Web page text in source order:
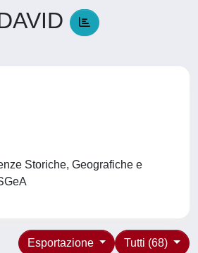
Storiche, Geografiche e
Tutti (68)
Esportazione